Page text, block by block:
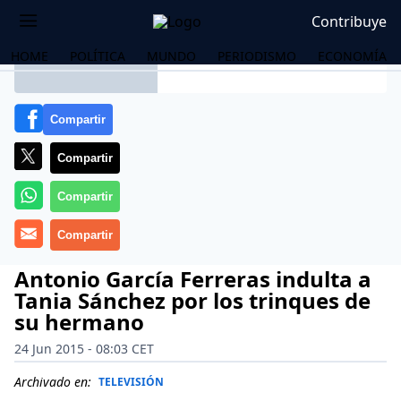
Contribuye
HOME POLÍTICA MUNDO PERIODISMO ECONOMÍA
Antonio García Ferreras indulta a
Tania Sánchez por los trinques de
su hermano
24 Jun 2015 - 08:03 CET
Archivado en: TELEVISIÓN